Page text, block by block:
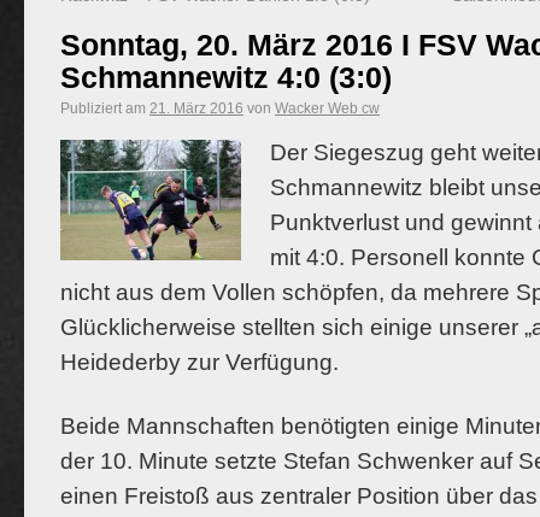
Sonntag, 20. März 2016 I FSV
Schmannewitz 4:0 (3:0)
Publiziert am 21. März 2016 von Wacker Web cw
Der Siegeszug geht
Schmannewitz bleibt
Punktverlust und
mit 4:0. Personell konnte
nicht aus dem Vollen schöpfen, da mehrere
Glücklicherweise stellten sich einige unserer
Heidederby zur Verfügung.
Beide Mannschaften benötigten einige
der 10. Minute setzte Stefan Schwenker auf
einen Freistoß aus zentraler Position über